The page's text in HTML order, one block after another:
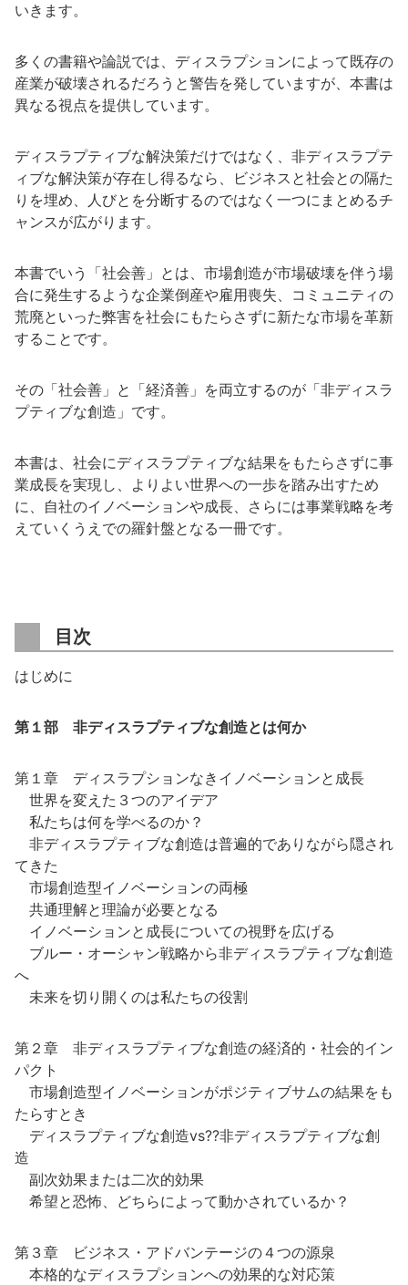
いきます。
多くの書籍や論説では、ディスラプションによって既存の
産業が破壊されるだろうと警告を発していますが、本書は
異なる視点を提供しています。
ディスラプティブな解決策だけではなく、非ディスラプテ
ィブな解決策が存在し得るなら、ビジネスと社会との隔た
りを埋め、人びとを分断するのではなく一つにまとめるチ
ャンスが広がります。
本書でいう「社会善」とは、市場創造が市場破壊を伴う場
合に発生するような企業倒産や雇用喪失、コミュニティの
荒廃といった弊害を社会にもたらさずに新たな市場を革新
することです。
その「社会善」と「経済善」を両立するのが「非ディスラ
プティブな創造」です。
本書は、社会にディスラプティブな結果をもたらさずに事
業成長を実現し、よりよい世界への一歩を踏み出すため
に、自社のイノベーションや成長、さらには事業戦略を考
えていくうえでの羅針盤となる一冊です。
目次
はじめに
第１部 非ディスラプティブな創造とは何か
第１章 ディスラプションなきイノベーションと成長
世界を変えた３つのアイデア
私たちは何を学べるのか？
非ディスラプティブな創造は普遍的でありながら隠され
てきた
市場創造型イノベーションの両極
共通理解と理論が必要となる
イノベーションと成長についての視野を広げる
ブルー・オーシャン戦略から非ディスラプティブな創造
へ
未来を切り開くのは私たちの役割
第２章 非ディスラプティブな創造の経済的・社会的イン
パクト
市場創造型イノベーションがポジティブサムの結果をも
たらすとき
ディスラプティブな創造vs??非ディスラプティブな創
造
副次効果または二次的効果
希望と恐怖、どちらによって動かされているか？
第３章 ビジネス・アドバンテージの４つの源泉
本格的なディスラプションへの効果的な対応策